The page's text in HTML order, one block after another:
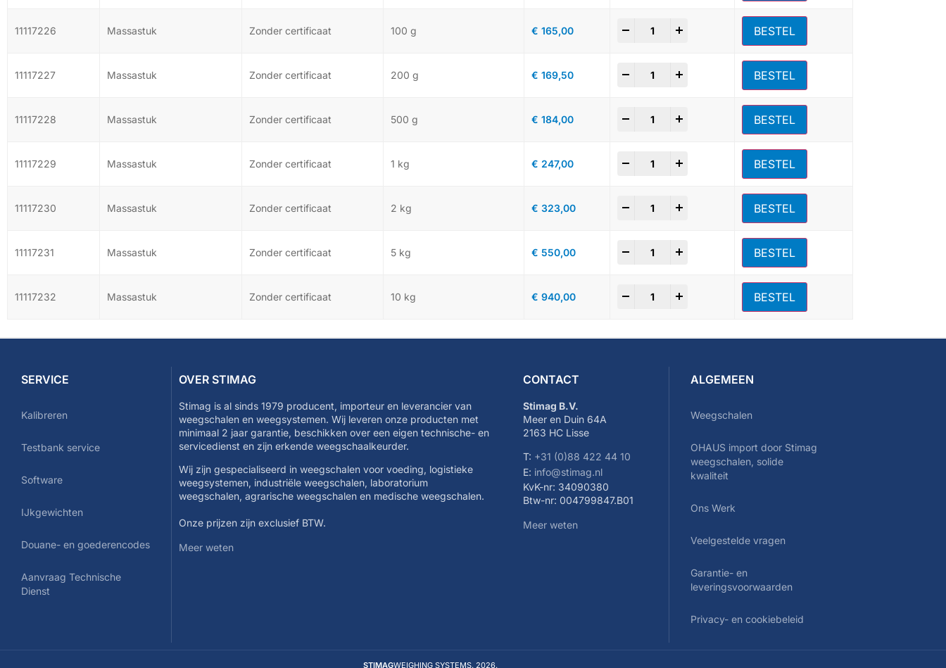
11117226 Massastuk Zonder certificaat 100 g € 165,00 BESTEL
11117227 Massastuk Zonder certificaat 200 g € 169,50 BESTEL
11117228 Massastuk Zonder certificaat 500 g € 184,00 BESTEL
11117229 Massastuk Zonder certificaat 1 kg € 247,00 BESTEL
11117230 Massastuk Zonder certificaat 2 kg € 323,00 BESTEL
11117231 Massastuk Zonder certificaat 5 kg € 550,00 BESTEL
11117232 Massastuk Zonder certificaat 10 kg € 940,00 BESTEL
SERVICE
Kalibreren
Testbank service
Software
IJkgewichten
Douane- en goederencodes
Aanvraag Technische
Dienst
OVER STIMAG
Stimag is al sinds 1979 producent, importeur en leverancier van
weegschalen en weegsystemen. Wij leveren onze producten met
minimaal 2 jaar garantie, beschikken over een eigen technische- en
servicedienst en zijn erkende weegschaalkeurder.
Wij zijn gespecialiseerd in weegschalen voor voeding, logistieke
weegsystemen, industriële weegschalen, laboratorium
weegschalen, agrarische weegschalen en medische weegschalen.
Onze prijzen zijn exclusief BTW.
Meer weten
CONTACT
Stimag B.V.
Meer en Duin 64A
2163 HC Lisse
T: +31 (0)88 422 44 10
E: info@stimag.nl
KvK-nr: 34090380
Btw-nr: 004799847.B01
Meer weten
ALGEMEEN
Weegschalen
OHAUS import door Stimag
weegschalen, solide
kwaliteit
Ons Werk
Veelgestelde vragen
Garantie- en
leveringsvoorwaarden
Privacy- en cookiebeleid
STIMAGWEIGHING SYSTEMS. 2026.